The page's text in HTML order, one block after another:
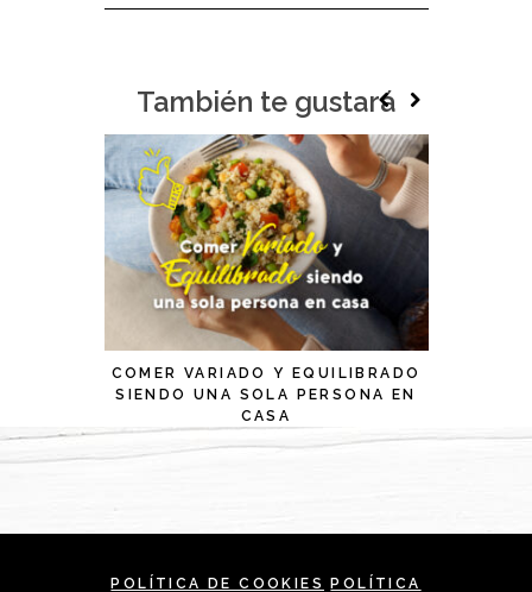
También te gustará
COMER VARIADO Y EQUILIBRADO
SIENDO UNA SOLA PERSONA EN
CASA
POLÍTICA DE COOKIES POLÍTICA